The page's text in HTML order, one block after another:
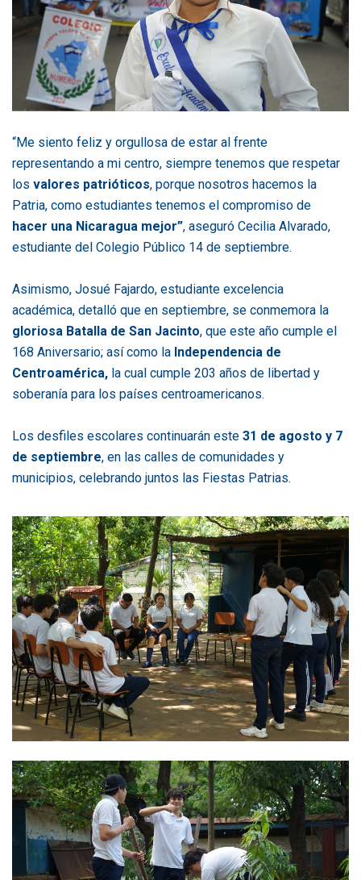
“Me siento feliz y orgullosa de estar al frente
representando a mi centro, siempre tenemos que respetar
los valores patrióticos, porque nosotros hacemos la
Patria, como estudiantes tenemos el compromiso de
hacer una Nicaragua mejor”, aseguró Cecilia Alvarado,
estudiante del Colegio Público 14 de septiembre.
Asimismo, Josué Fajardo, estudiante excelencia
académica, detalló que en septiembre, se conmemora la
gloriosa Batalla de San Jacinto, que este año cumple el
168 Aniversario; así como la Independencia de
Centroamérica, la cual cumple 203 años de libertad y
soberanía para los países centroamericanos.
Los desfiles escolares continuarán este 31 de agosto y 7
de septiembre, en las calles de comunidades y
municipios, celebrando juntos las Fiestas Patrias.